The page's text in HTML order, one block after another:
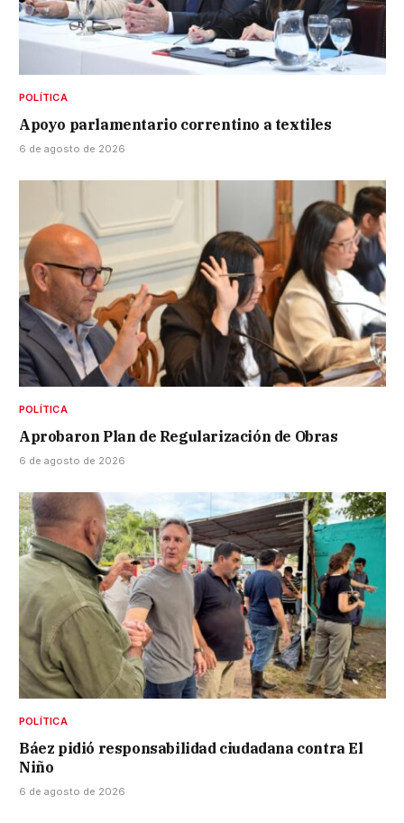
POLÍTICA
Apoyo parlamentario correntino a textiles
6 de agosto de 2026
POLÍTICA
Aprobaron Plan de Regularización de Obras
6 de agosto de 2026
POLÍTICA
Báez pidió responsabilidad ciudadana contra El
Niño
6 de agosto de 2026